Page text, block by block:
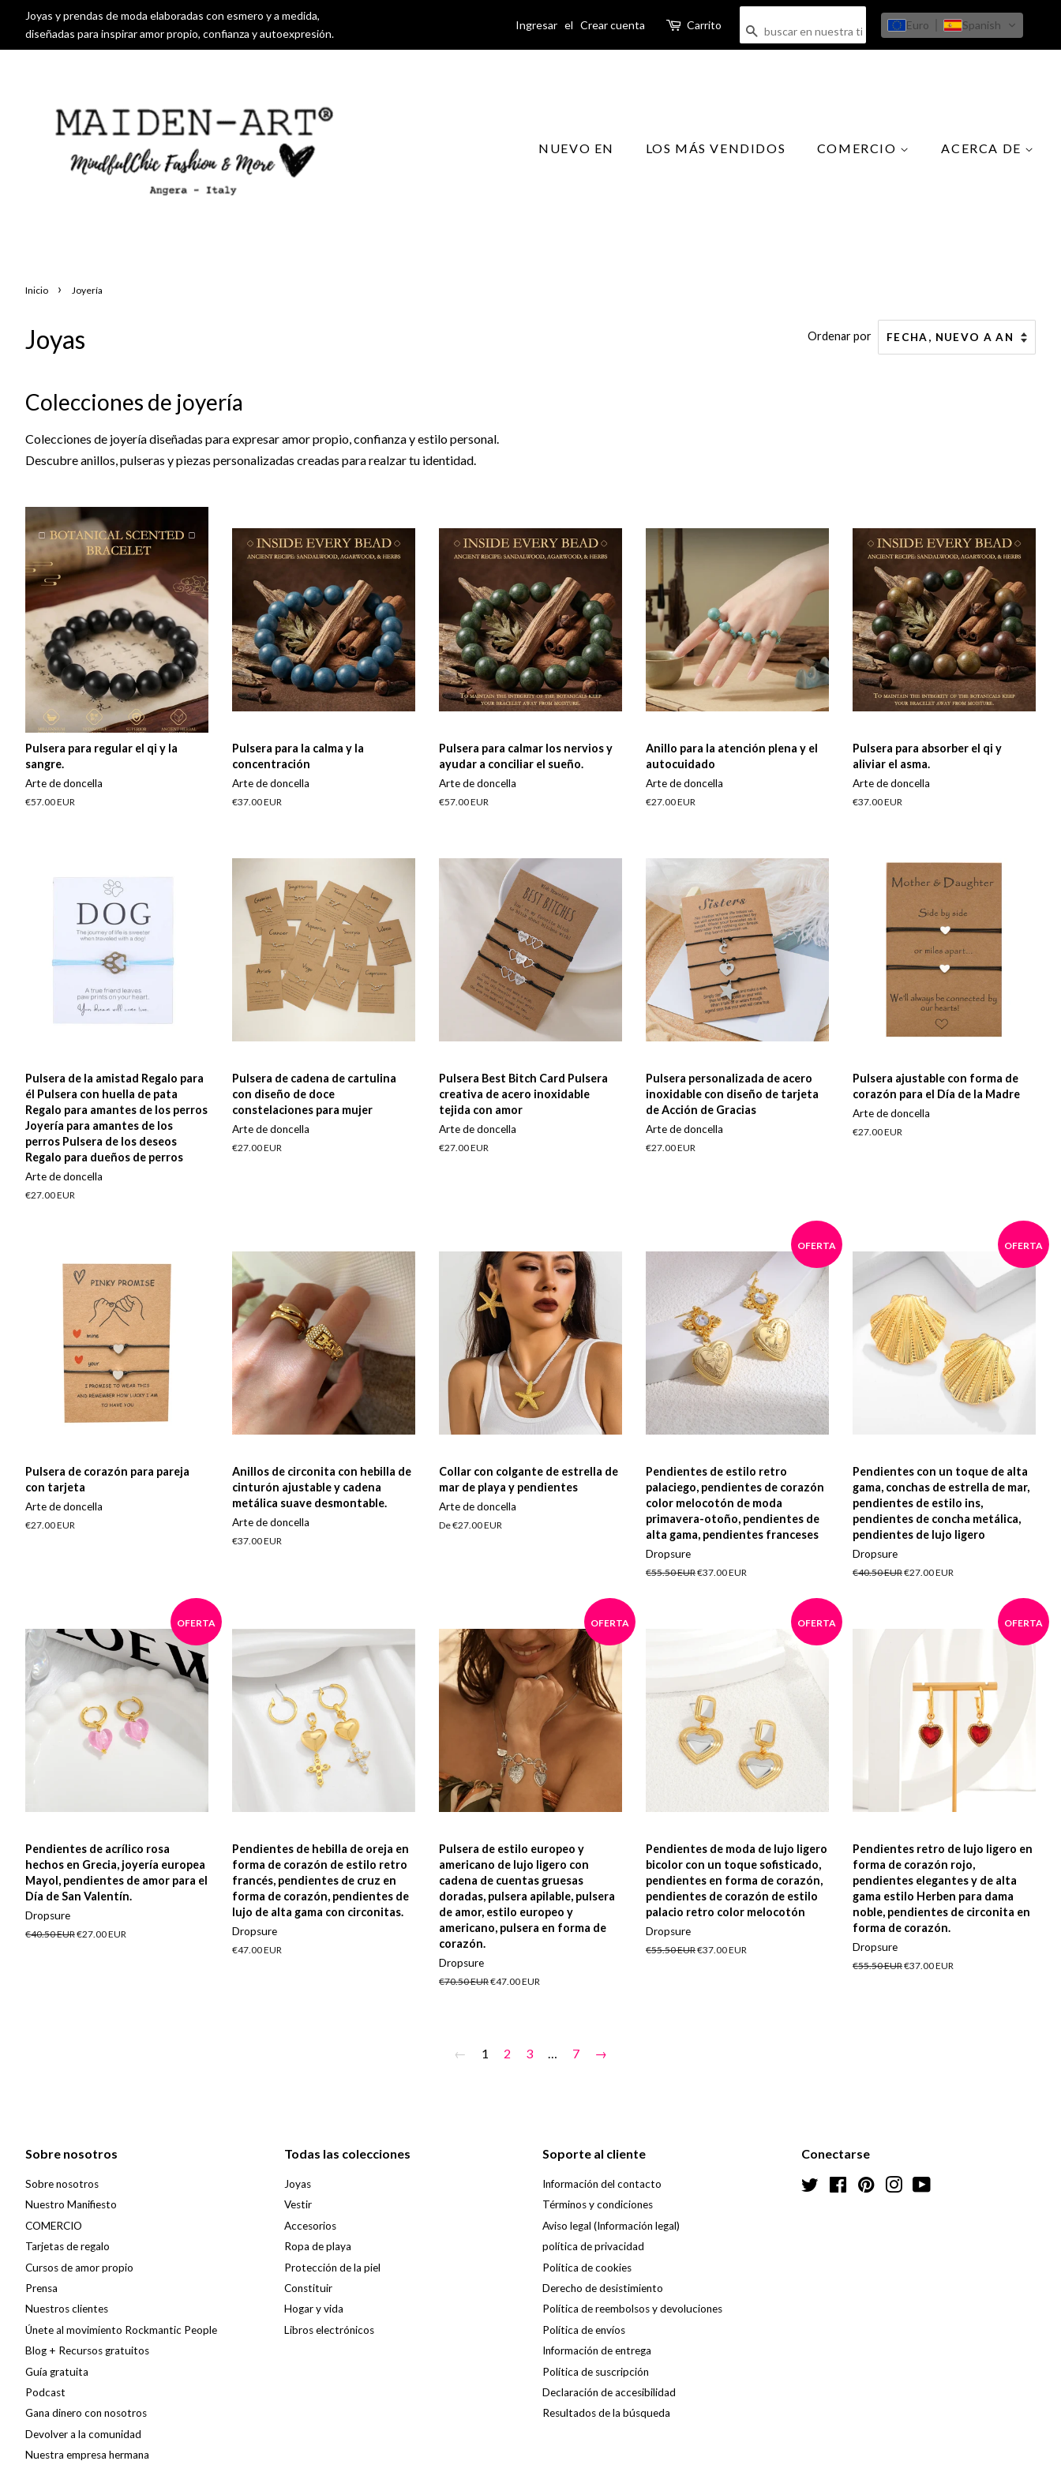
Joyas y prendas de moda elaboradas con esmero y a medida,
diseñadas para inspirar amor propio, confianza y autoexpresión.
Ingresar el Crear cuenta Carrito BUSCAR Euro Spanish
NUEVO EN LOS MÁS VENDIDOS COMERCIO
Protección de la piel
ACERCA DE
Inicio › Joyería
Joyas Ordenar por
Colecciones de joyería
Colecciones de joyería diseñadas para expresar amor propio, confianza y estilo personal.
Descubre anillos, pulseras y piezas personalizadas creadas para realzar tu identidad.
Pulsera para regular el qi y la
sangre.
Arte de doncella
Precio
€57.00 EUR
Pulsera para la calma y la
concentración
Arte de doncella
Precio
€37.00 EUR
Pulsera para calmar los nervios y
ayudar a conciliar el sueño.
Arte de doncella
Precio
€57.00 EUR
Anillo para la atención plena y el
autocuidado
Arte de doncella
Precio
€27.00 EUR
Pulsera para absorber el qi y
aliviar el asma.
Arte de doncella
Precio
€37.00 EUR
Pulsera de la amistad Regalo para
él Pulsera con huella de pata
Regalo para amantes de los perros
Joyería para amantes de los
perros Pulsera de los deseos
Regalo para dueños de perros
Arte de doncella
Precio
€27.00 EUR
Pulsera de cadena de cartulina
con diseño de doce
constelaciones para mujer
Arte de doncella
Precio
€27.00 EUR
Pulsera Best Bitch Card Pulsera
creativa de acero inoxidable
tejida con amor
Arte de doncella
Precio
€27.00 EUR
Pulsera personalizada de acero
inoxidable con diseño de tarjeta
de Acción de Gracias
Arte de doncella
Precio
€27.00 EUR
Pulsera ajustable con forma de
corazón para el Día de la Madre
Arte de doncella
Precio
€27.00 EUR
Pulsera de corazón para pareja
con tarjeta
Arte de doncella
Precio
€27.00 EUR
Anillos de circonita con hebilla de
cinturón ajustable y cadena
metálica suave desmontable.
Arte de doncella
Precio
€37.00 EUR
Collar con colgante de estrella de
mar de playa y pendientes
Arte de doncella
De€27.00 EUR
OFERTA
Pendientes de estilo retro
palaciego, pendientes de corazón
color melocotón de moda
primavera-otoño, pendientes de
alta gama, pendientes franceses
Dropsure
Precio
€55.50 EURPrecio
€37.00 EUR
OFERTA
Pendientes con un toque de alta
gama, conchas de estrella de mar,
pendientes de estilo ins,
pendientes de concha metálica,
pendientes de lujo ligero
Dropsure
Precio
€40.50 EURPrecio
€27.00 EUR
OFERTA
Pendientes de acrílico rosa
hechos en Grecia, joyería europea
Mayol, pendientes de amor para el
Día de San Valentín.
Dropsure
Precio
€40.50 EURPrecio
€27.00 EUR
Pendientes de hebilla de oreja en
forma de corazón de estilo retro
francés, pendientes de cruz en
forma de corazón, pendientes de
lujo de alta gama con circonitas.
Dropsure
Precio
€47.00 EUR
OFERTA
Pulsera de estilo europeo y
americano de lujo ligero con
cadena de cuentas gruesas
doradas, pulsera apilable, pulsera
de amor, estilo europeo y
americano, pulsera en forma de
corazón.
Dropsure
Precio
€70.50 EURPrecio
€47.00 EUR
OFERTA
Pendientes de moda de lujo ligero
bicolor con un toque sofisticado,
pendientes en forma de corazón,
pendientes de corazón de estilo
palacio retro color melocotón
Dropsure
Precio
€55.50 EURPrecio
€37.00 EUR
OFERTA
Pendientes retro de lujo ligero en
forma de corazón rojo,
pendientes elegantes y de alta
gama estilo Herben para dama
noble, pendientes de circonita en
forma de corazón.
Dropsure
Precio
€55.50 EURPrecio
€37.00 EUR
← 1 2 3 … 7 →
Sobre nosotros
Sobre nosotros
Nuestro Manifiesto
COMERCIO
Tarjetas de regalo
Cursos de amor propio
Prensa
Nuestros clientes
Únete al movimiento Rockmantic People
Blog + Recursos gratuitos
Guía gratuita
Podcast
Gana dinero con nosotros
Devolver a la comunidad
Nuestra empresa hermana
Todas las colecciones
Joyas
Vestir
Accesorios
Ropa de playa
Protección de la piel
Constituir
Hogar y vida
Libros electrónicos
Soporte al cliente
Información del contacto
Términos y condiciones
Aviso legal (Información legal)
política de privacidad
Política de cookies
Derecho de desistimiento
Política de reembolsos y devoluciones
Política de envíos
Información de entrega
Política de suscripción
Declaración de accesibilidad
Resultados de la búsqueda
Conectarse
Gorjeo FacebookPinterestInstagram